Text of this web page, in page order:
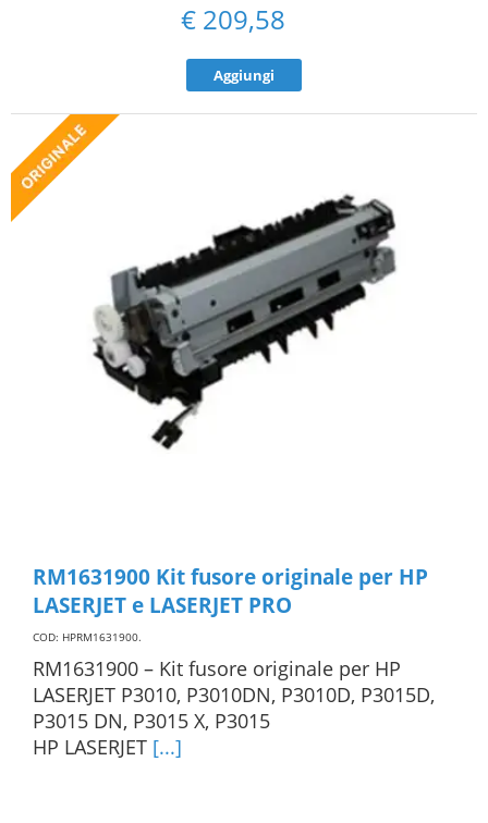
€ 209,58
Aggiungi
RM1631900 Kit fusore originale per HP
LASERJET e LASERJET PRO
COD: HPRM1631900.
RM1631900 – Kit fusore originale per HP
LASERJET P3010, P3010DN, P3010D, P3015D,
P3015 DN, P3015 X, P3015
HP LASERJET [...]